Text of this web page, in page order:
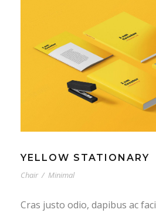
YELLOW STATIONARY
Chair / Minimal
Cras justo odio, dapibus ac